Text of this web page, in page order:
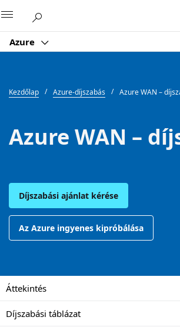
Azure
Kezdőlap Azure-díjszabás Azure WAN –
Azure WAN –
Díjszabási ajánlat kérése
Az Azure ingyenes kipróbálása
Áttekintés
Díjszabási táblázat